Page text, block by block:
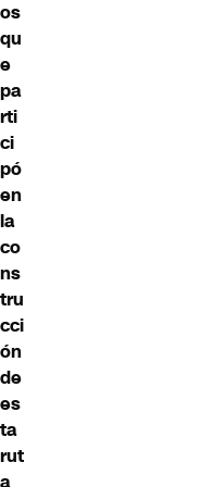
os
qu
e
pa
rti
ci
pó
en
la
co
ns
tru
cci
ón
de
es
ta
rut
a